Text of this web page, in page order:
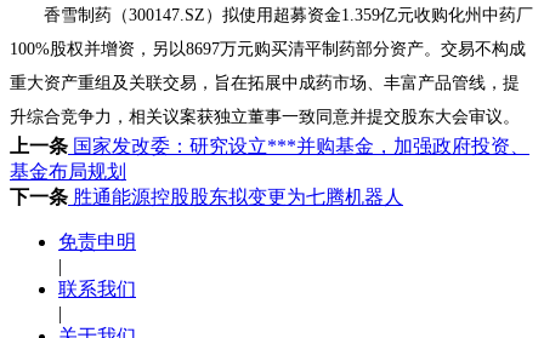
香雪制药（300147.SZ）拟使用超募资金1.359亿元收购化州中药厂
100%股权并增资，另以8697万元购买清平制药部分资产。交易不构成
重大资产重组及关联交易，旨在拓展中成药市场、丰富产品管线，提
升综合竞争力，相关议案获独立董事一致同意并提交股东大会审议。
上一条 国家发改委：研究设立***并购基金，加强政府投资、
基金布局规划
下一条 胜通能源控股股东拟变更为七腾机器人
免责申明
|
联系我们
|